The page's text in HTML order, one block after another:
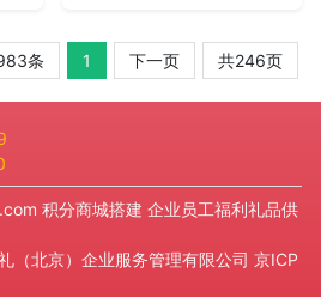
条 1 下一页 共246页
积分商城搭建 企业员工福利礼品供
北京）企业服务管理有限公司 京ICP